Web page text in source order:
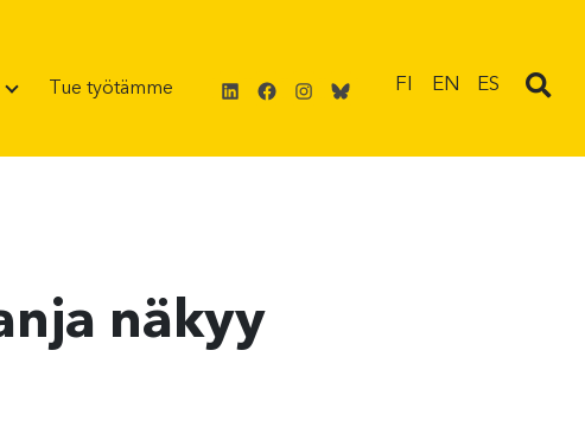
Tue työtämme LinkedIn
Facebook
Instagram
Bluesky
FI EN ES
näkyy